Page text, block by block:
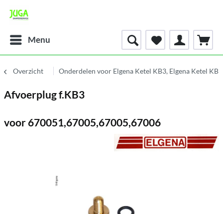
Menu
Overzicht Onderdelen voor Elgena Ketel KB3, Elgena Ketel
Afvoerplug f.KB3
voor 670051,67005,67005,67006